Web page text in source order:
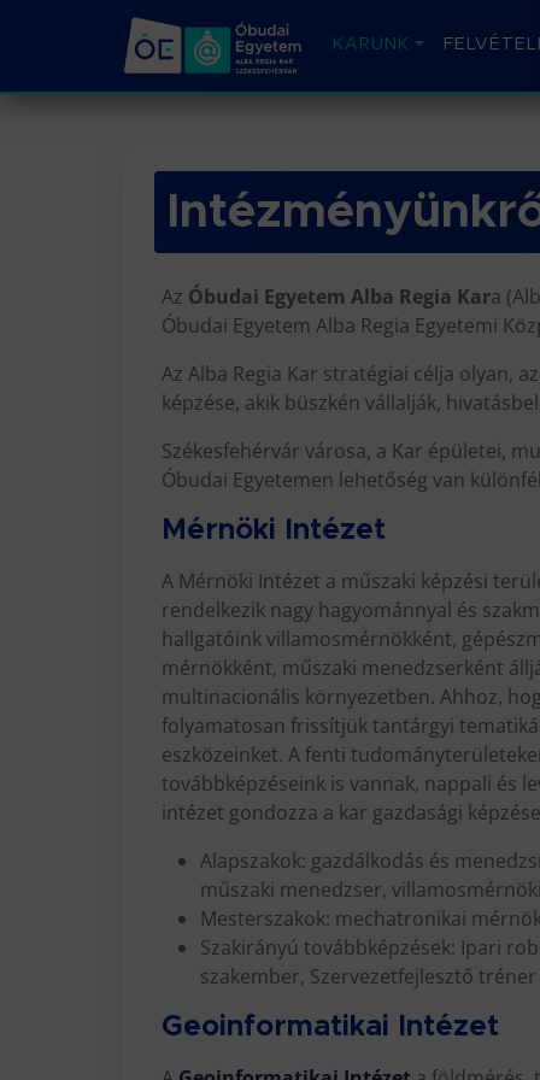
KARUNK
Az Óbudai Egyetem Alba Regia Kara
Óbudai Egyetem Alba Regia Egyetemi
Az Alba Regia Kar stratégiai célja olyan,
képzése, akik büszkén vállalják,
Székesfehérvár városa, a Kar épületei,
Óbudai Egyetemen lehetőség van
Mérnöki Intézet
A Mérnöki Intézet a műszaki képzési
rendelkezik nagy hagyománnyal és
hallgatóink villamosmérnökként,
mérnökként, műszaki menedzserként
multinacionális környezetben. Ahhoz,
folyamatosan frissítjük tantárgyi
eszközeinket. A fenti
továbbképzéseink is vannak, nappali és
intézet gondozza a kar gazdasági
Alapszakok: gazdálkodás és
műszaki menedzser, villamosmérnöki
Mesterszakok: mechatronikai
Szakirányú továbbképzések: Ipari
szakember, Szervezetfejlesztő tréner
Geoinformatikai Intézet